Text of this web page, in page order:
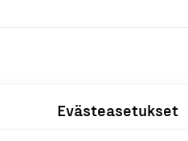
Evästeasetukset